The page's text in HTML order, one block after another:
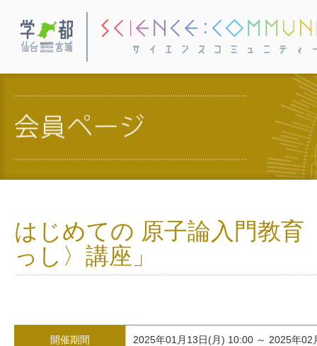
学都・仙台宮城
はじめての 原子論入門教
っし〉講座」
開催期間 2025年01月13日(月) 10:00 ～ 2025年02